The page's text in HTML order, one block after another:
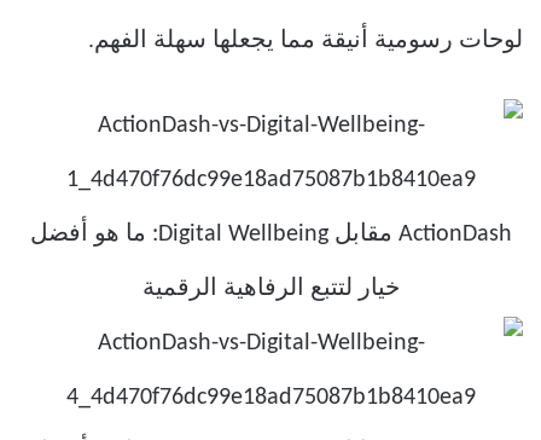
لوحات رسومية أنيقة مما يجعلها سهلة الفهم.